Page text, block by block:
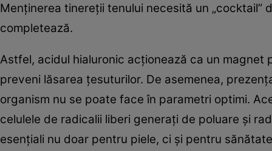
Menținerea tinereții tenului necesită un
completează.
Astfel, acidul hialuronic acționează ca un
preveni lăsarea țesuturilor. De asemenea,
organism nu se poate face în parametri optimi.
celulele de radicalii liberi generați de poluare și
esențiali nu doar pentru piele, ci și pentru